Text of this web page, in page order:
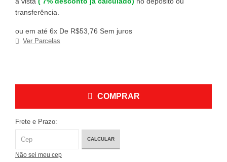
transferência.
ou em até 6x De R$53,76 Sem juros
Ver Parcelas
COMPRAR
Frete e Prazo:
CALCULAR
Não sei meu cep